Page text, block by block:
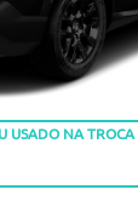
TAXA ZERO